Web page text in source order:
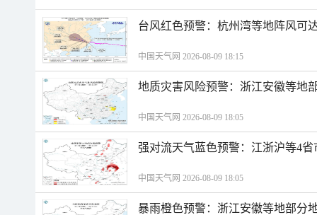
台风红色预警：杭州湾等地阵风可
中国天气网 2026-08-09 18:15
地质灾害风险预警：浙江安徽等地
中国天气网 2026-08-09 18:05
强对流天气蓝色预警：江浙沪等4
中国天气网 2026-08-09 18:05
暴雨橙色预警：浙江安徽等地部分